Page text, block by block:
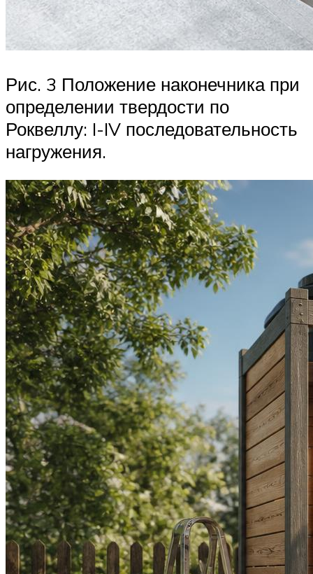
Рис. 3 Положение наконечника при
определении твердости по
Роквеллу: I-IV последовательность
нагружения.